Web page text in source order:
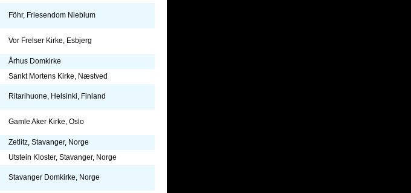
Föhr, Friesendom Nieblum
Vor Frelser Kirke, Esbjerg
Århus Domkirke
Sankt Mortens Kirke, Næstved
Ritarihuone, Helsinki, Finland
Gamle Aker Kirke, Oslo
Zetlitz, Stavanger, Norge
Utstein Kloster, Stavanger, Norge
Stavanger Domkirke, Norge